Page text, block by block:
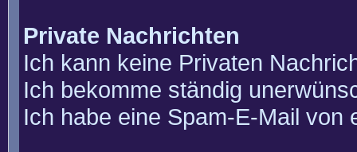
Private Nachrichten
Ich kann keine Privaten
Ich bekomme ständig
Ich habe eine Spam-E-Mail von